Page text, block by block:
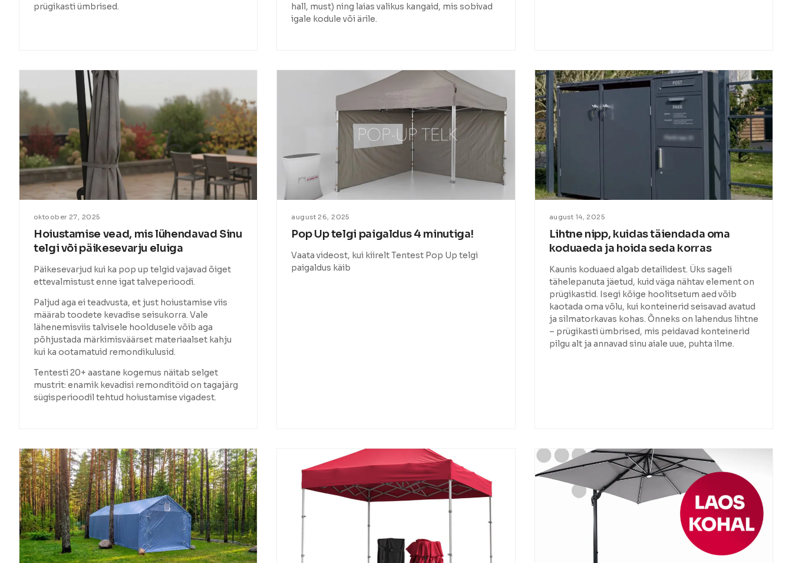
prügikasti ümbrised.
hall, must) ning laias valikus kangaid, mis sobivad
igale kodule või ärile.
oktoober 27, 2025
Hoiustamise vead, mis lühendavad Sinu
telgi või päikesevarju eluiga
Päikesevarjud kui ka pop up telgid vajavad õiget
ettevalmistust enne igat talveperioodi.
Paljud aga ei teadvusta, et just hoiustamise viis
määrab toodete kevadise seisukorra. Vale
lähenemisviis talvisele hooldusele võib aga
põhjustada märkimisväärset materiaalset kahju
kui ka ootamatuid remondikulusid.
Tentesti 20+ aastane kogemus näitab selget
mustrit: enamik kevadisi remonditöid on tagajärg
sügisperioodil tehtud hoiustamise vigadest.
august 26, 2025
Pop Up telgi paigaldus 4 minutiga!
Vaata videost, kui kiirelt Tentest Pop Up telgi
paigaldus käib
august 14, 2025
Lihtne nipp, kuidas täiendada oma
koduaeda ja hoida seda korras
Kaunis koduaed algab detailidest. Üks sageli
tähelepanuta jäetud, kuid väga nähtav element on
prügikastid. Isegi kõige hoolitsetum aed võib
kaotada oma võlu, kui konteinerid seisavad avatud
ja silmatorkavas kohas. Õnneks on lahendus lihtne
– prügikasti ümbrised, mis peidavad konteinerid
pilgu alt ja annavad sinu aiale uue, puhta ilme.